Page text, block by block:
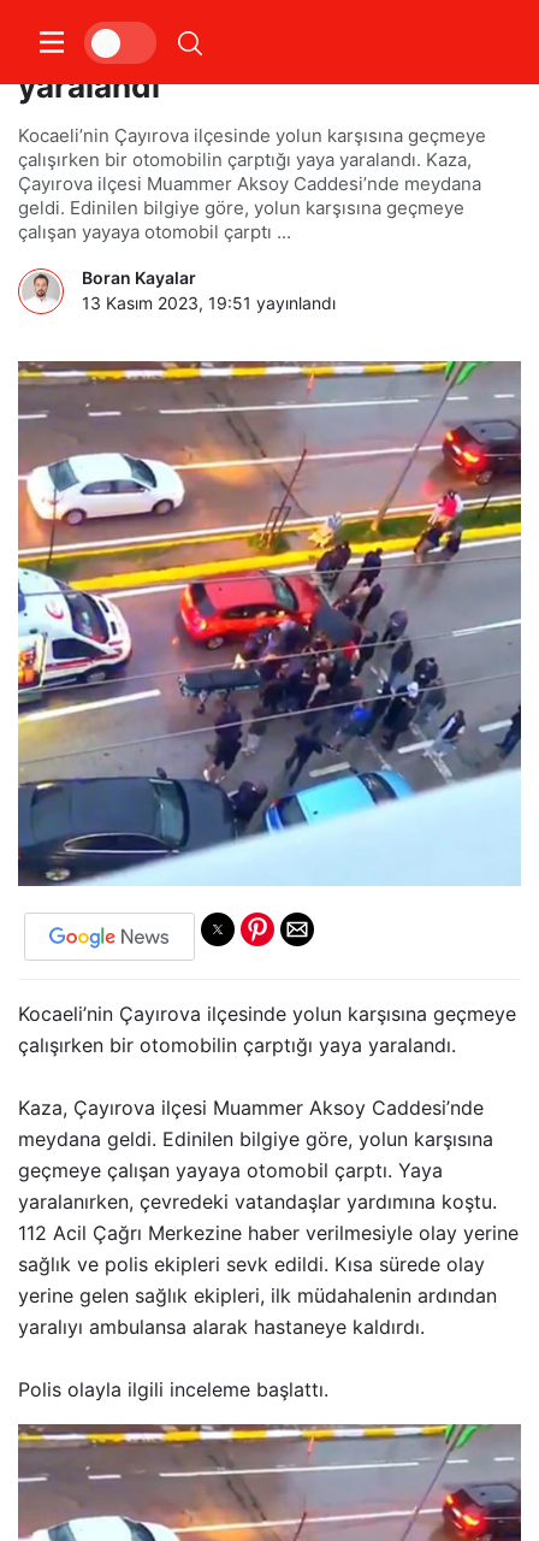
Otomobilin çarptığı yaya
yaralandı
Kocaeli’nin Çayırova ilçesinde yolun karşısına geçmeye
çalışırken bir otomobilin çarptığı yaya yaralandı. Kaza,
Çayırova ilçesi Muammer Aksoy Caddesi’nde meydana
geldi. Edinilen bilgiye göre, yolun karşısına geçmeye
çalışan yayaya otomobil çarptı ...
Boran Kayalar
13 Kasım 2023, 19:51 yayınlandı
Kocaeli’nin Çayırova ilçesinde yolun karşısına geçmeye
çalışırken bir otomobilin çarptığı yaya yaralandı.
Kaza, Çayırova ilçesi Muammer Aksoy Caddesi’nde
meydana geldi. Edinilen bilgiye göre, yolun karşısına
geçmeye çalışan yayaya otomobil çarptı. Yaya
yaralanırken, çevredeki vatandaşlar yardımına koştu.
112 Acil Çağrı Merkezine haber verilmesiyle olay yerine
sağlık ve polis ekipleri sevk edildi. Kısa sürede olay
yerine gelen sağlık ekipleri, ilk müdahalenin ardından
yaralıyı ambulansa alarak hastaneye kaldırdı.
Polis olayla ilgili inceleme başlattı.